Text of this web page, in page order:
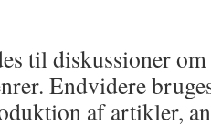
til diskussioner
Endvidere
af artikler,